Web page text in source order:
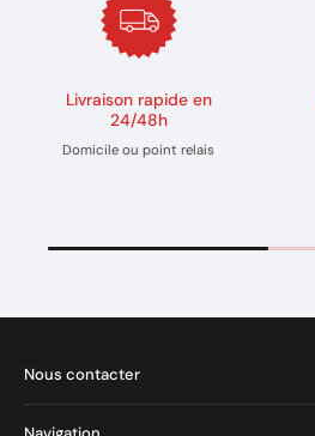
Livraison rapide en
24/48h
Domicile ou point relais
Nous contacter